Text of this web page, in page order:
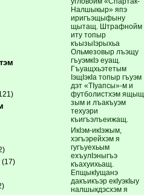
(17)
Налшыкыр» япэ
иригъэщыфыну
щытащ. Штрафнойм
иту топыр
къызыIэрыхьа
Ольмезовыр лъэщу
гъуэмкIэ еуащ.
Гъуащхьэтетым
IэщIэкIа топыр гъуэм
дэт «ТIуапсы»-м и
футболистхэм ящыщ
зым и лъакъуэм
техуэри
къигъэлъеижащ.
ИкIэм-икIэжым,
хэгъэрейхэм я
гугъуехьым
ехъулIэныгъэ
къахуихьащ.
ЕпщыкIущанэ
дакъикъэр екIуэкIыу
налшыкдэсхэм я